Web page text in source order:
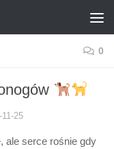
0
25
ale serce rośnie gdy